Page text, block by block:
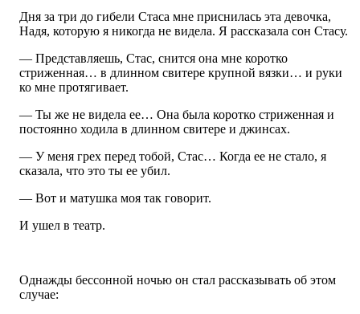
Дня за три до гибели Стаса мне приснилась эта девочка,
Надя, которую я никогда не видела. Я рассказала сон Стасу.
— Представляешь, Стас, снится она мне коротко
стриженная… в длинном свитере крупной вязки… и руки
ко мне протягивает.
— Ты же не видела ее… Она была коротко стриженная и
постоянно ходила в длинном свитере и джинсах.
— У меня грех перед тобой, Стас… Когда ее не стало, я
сказала, что это ты ее убил.
— Вот и матушка моя так говорит.
И ушел в театр.
Однажды бессонной ночью он стал рассказывать об этом
случае: